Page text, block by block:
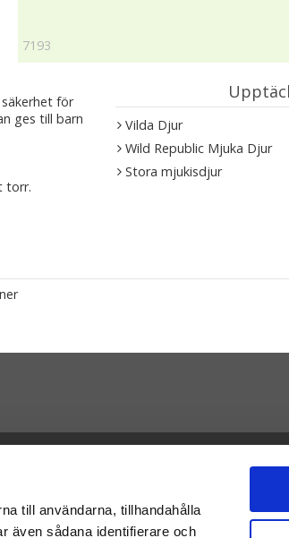
till användarna, tillhandahålla
även sådana identifierare och
7193
för
ges till barn
torr.
Vilda Djur
Wild Republic Mjuka Djur
Stora mjukisdjur
E-mail: